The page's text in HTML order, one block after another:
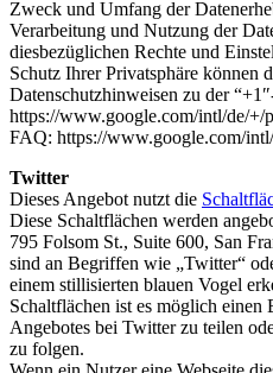
Zweck und Umfang der
Verarbeitung und Nutzung der
diesbezüglichen Rechte und
Schutz Ihrer Privatsphäre können
Datenschutzhinweisen zu der
https://www.google.com/intl/de/+/
FAQ: https://www.google.com/
Twitter
Dieses Angebot nutzt die
Diese Schaltflächen werden
795 Folsom St., Suite 600, San
sind an Begriffen wie „Twitter“
einem stillisierten blauen Vogel
Schaltflächen ist es möglich einen
Angebotes bei Twitter zu teilen
zu folgen.